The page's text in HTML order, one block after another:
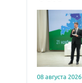
08 августа 2026